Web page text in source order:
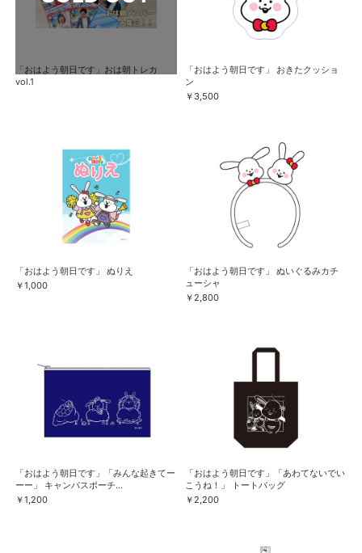
「おはよう朝日です」おは朝トレカ
vol.1
「おはよう朝日です」 おきたクッショ
ン
￥3,500
「おはよう朝日です」 ぬりえ
￥1,000
「おはよう朝日です」 ぬいぐるみカチ
ューシャ
￥2,800
「おはよう朝日です」「みんな起きてー
ーー」 キャンバスポーチ...
￥1,200
「おはよう朝日です」「あわてないでい
こうね！」 トートバッグ
￥2,200